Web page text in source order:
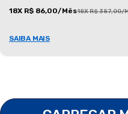
18X R$ 86,00/Mês18X R$ 387,00/
SAIBA MAIS